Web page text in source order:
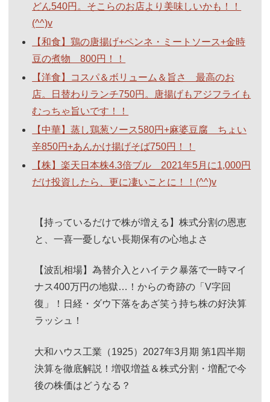
どん540円。そこらのお店より美味しいかも！！
(^^)v
【和食】鶏の唐揚げ+ペンネ・ミートソース+金時
豆の煮物 800円！！
【洋食】コスパ＆ボリューム＆旨さ 最高のお
店。日替わりランチ750円。唐揚げもアジフライも
むっちゃ旨いです！！
【中華】蒸し鶏葱ソース580円+麻婆豆腐 ちょい
辛850円+あんかけ揚げそば750円！！
【株】楽天日本株4.3倍ブル 2021年5月に1,000円
だけ投資したら、更に凄いことに！！(^^)v
【持っているだけで株が増える】株式分割の恩恵
と、一喜一憂しない長期保有の心地よさ
【波乱相場】為替介入とハイテク暴落で一時マイ
ナス400万円の地獄…！からの奇跡の「V字回
復」！日経・ダウ下落をあざ笑う持ち株の好決算
ラッシュ！
大和ハウス工業（1925）2027年3月期 第1四半期
決算を徹底解説！増収増益＆株式分割・増配で今
後の株価はどうなる？